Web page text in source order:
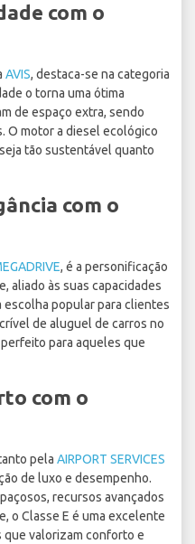
com o
AVIS, destaca-se na categoria
o torna uma ótima
de espaço extra, sendo
O motor a diesel ecológico
tão sustentável quanto
com o
, é a personificação
aliado às suas capacidades
popular para clientes
de aluguel de carros no
para aqueles que
com o
pela AIRPORT SERVICES
de luxo e desempenho.
recursos avançados
o Classe E é uma excelente
que valorizam conforto e